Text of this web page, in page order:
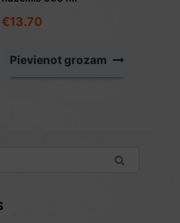
€13.70
Pievienot grozam